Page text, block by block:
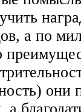
а по
они